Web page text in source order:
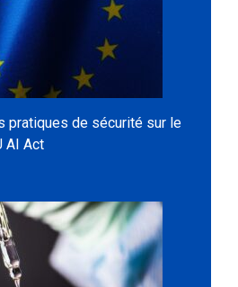
pratiques de sécurité sur le
AI Act